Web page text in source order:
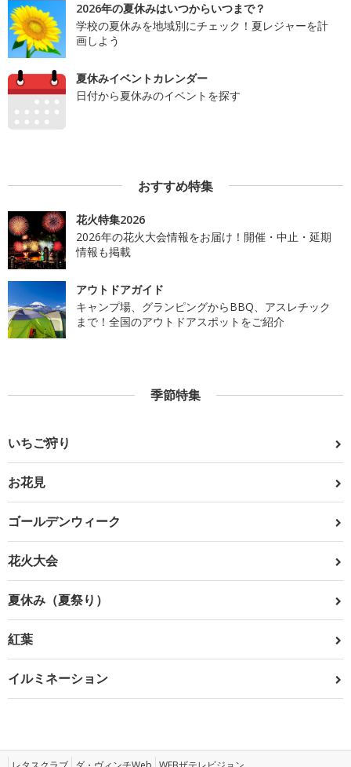
2026年の夏休みはいつからいつまで？
学校の夏休みを地域別にチェック！夏レジャーを計
画しよう
夏休みイベントカレンダー
日付から夏休みのイベントを探す
おすすめ特集
花火特集2026
2026年の花火大会情報をお届け！開催・中止・延期
情報も掲載
アウトドアガイド
キャンプ場、グランピングからBBQ、アスレチック
まで！全国のアウトドアスポットをご紹介
季節特集
いちご狩り
お花見
ゴールデンウィーク
花火大会
夏休み（夏祭り）
紅葉
イルミネーション